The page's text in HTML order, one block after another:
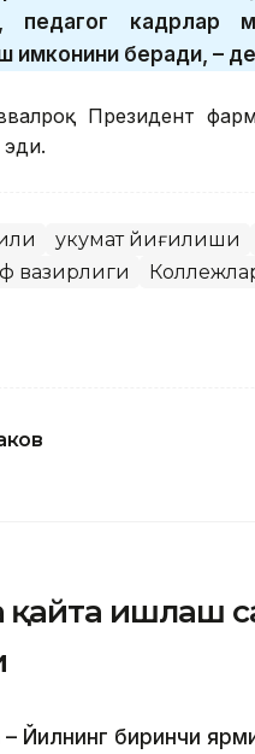
педагог кадрлар
имконини беради, –
Президент
эди.
Ҳукумат йиғилиши
вазирлиги
қайта ишлаш
– Йилнинг биринчи